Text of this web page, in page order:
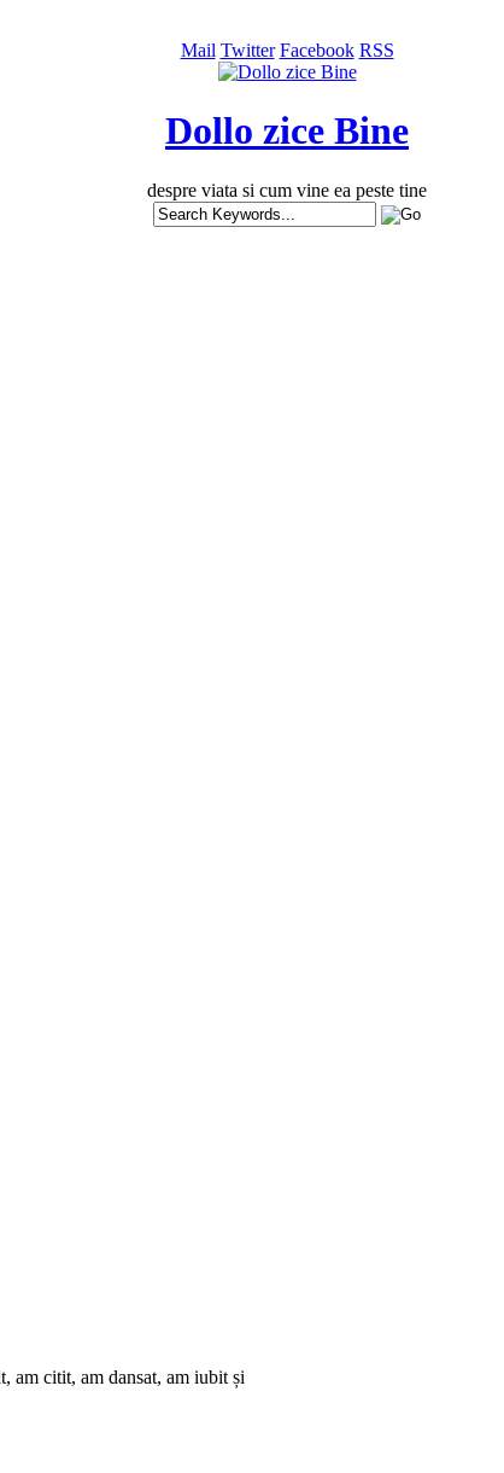
Mail Twitter Facebook RSS
Dollo zice Bine
despre viata si cum vine ea peste tine
am citit, am dansat, am iubit și